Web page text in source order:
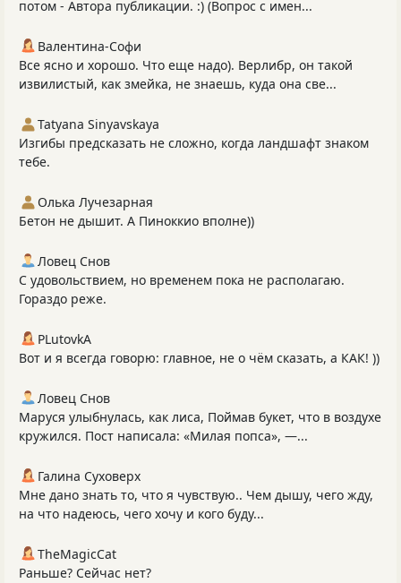
потом - Автора публикации. :) (Вопрос с имен...
Валентина-Софи
Все ясно и хорошо. Что еще надо). Верлибр, он такой
извилистый, как змейка, не знаешь, куда она све...
Tatyana Sinyavskaya
Изгибы предсказать не сложно, когда ландшафт знаком
тебе.
Олька Лучезарная
Бетон не дышит. А Пиноккио вполне))
Ловец Снов
С удовольствием, но временем пока не располагаю.
Гораздо реже.
PLutоvkА
Вот и я всегда говорю: главное, не о чём сказать, а КАК! ))
Ловец Снов
Маруся улыбнулась, как лиса, Поймав букет, что в воздухе
кружился. Пост написала: «Милая попса», —...
Галина Суховерх
Мне дано знать то, что я чувствую.. Чем дышу, чего жду,
на что надеюсь, чего хочу и кого буду...
TheMagicCat
Раньше? Сейчас нет?